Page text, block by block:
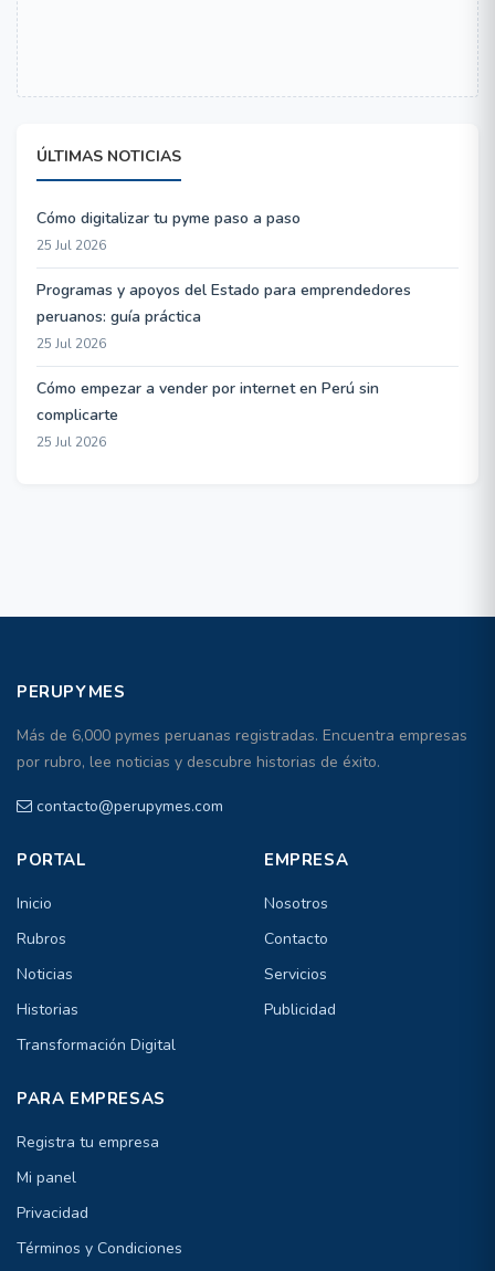
ÚLTIMAS NOTICIAS
Cómo digitalizar tu pyme paso a paso
25 Jul 2026
Programas y apoyos del Estado para emprendedores
peruanos: guía práctica
25 Jul 2026
Cómo empezar a vender por internet en Perú sin
complicarte
25 Jul 2026
PERUPYMES
Más de 6,000 pymes peruanas registradas. Encuentra empresas
por rubro, lee noticias y descubre historias de éxito.
contacto@perupymes.com
PORTAL
Inicio
Rubros
Noticias
Historias
Transformación Digital
EMPRESA
Nosotros
Contacto
Servicios
Publicidad
PARA EMPRESAS
Registra tu empresa
Mi panel
Privacidad
Términos y Condiciones